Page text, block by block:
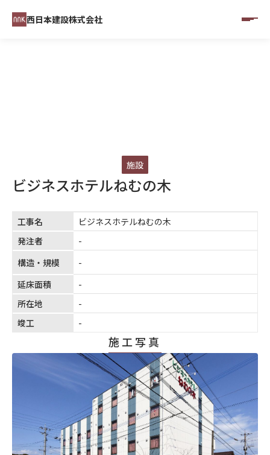
西日本建設株式会社
施設
ビジネスホテルねむの木
工事名
ビジネスホテルねむの木
発注者
-
構造・規模
-
延床面積
-
所在地
-
竣工
-
施工写真